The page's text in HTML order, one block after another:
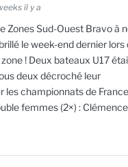
il y a
Zones Sud-Ouest Bravo à
le week-end dernier lors
! Deux bateaux U17
deux décroché leur
les championnats de
femmes (2×) :